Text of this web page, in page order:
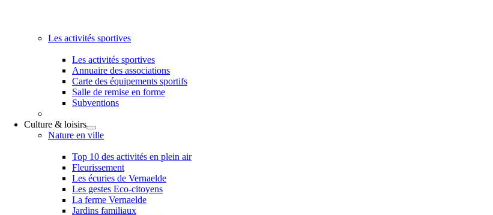
Les activités sportives
Les activités sportives
Annuaire des associations
Carte des équipements sportifs
Salle de remise en forme
Subventions
Culture & loisirs
Nature en ville
Top 10 des activités en plein air
Fleurissement
Les écuries de Vernaelde
Les gestes Eco-citoyens
La ferme Vernaelde
Jardins familiaux